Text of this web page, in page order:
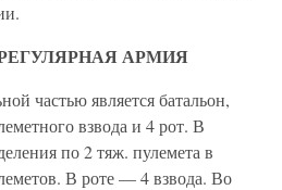
АРМИЯ
частью является батальон,
взвода и 4 рот. В
по 2 тяж. пулемета в
В роте — 4 взвода. Во